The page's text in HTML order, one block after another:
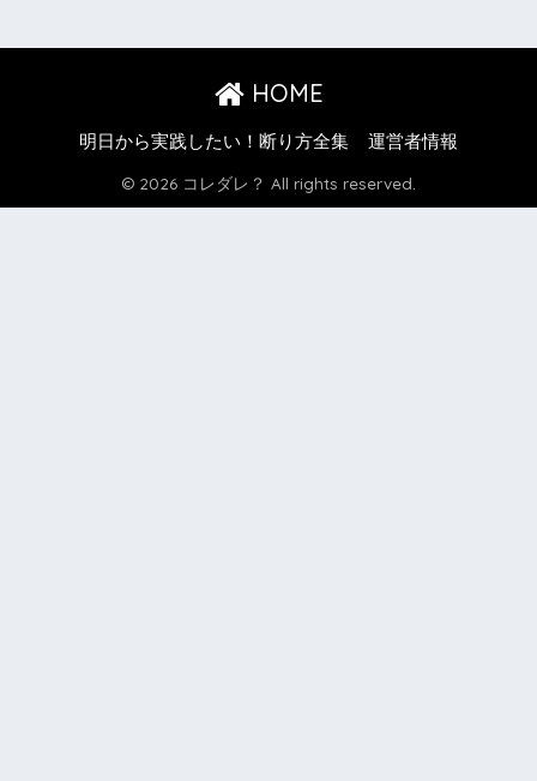
HOME
明日から実践したい！断り方全集 運営者情報
© 2026 コレダレ？ All rights reserved.